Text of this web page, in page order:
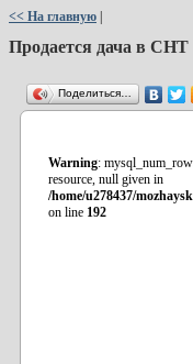
<< На главную
Продается дача в
Поделиться…
Warning:
resource, null given in
/home/u278437/
on line 192